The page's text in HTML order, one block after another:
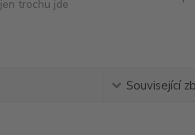
jen trochu jde
Související